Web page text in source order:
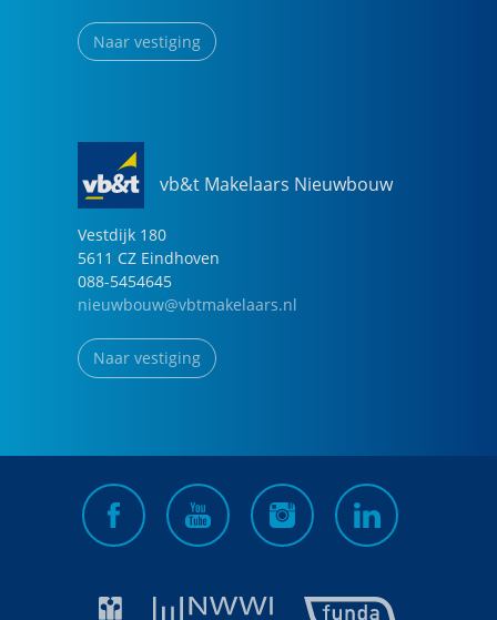
Naar vestiging
vb&t Makelaars Nieuwbouw
Vestdijk 180
5611 CZ Eindhoven
088-5454645
nieuwbouw@vbtmakelaars.nl
Naar vestiging